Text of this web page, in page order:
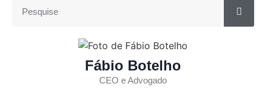
Fábio Botelho
CEO e Advogado